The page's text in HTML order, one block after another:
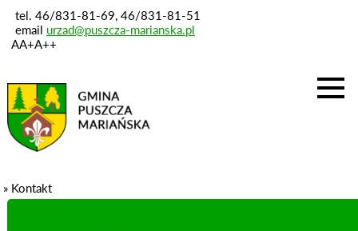
tel. 46/831-81-69, 46/831-81-51
email urzad@puszcza-marianska.pl
AA+A++
Strona główna
» Kontakt